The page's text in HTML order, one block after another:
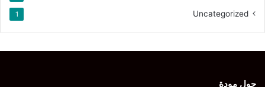
Uncategorized
1
حول مودة